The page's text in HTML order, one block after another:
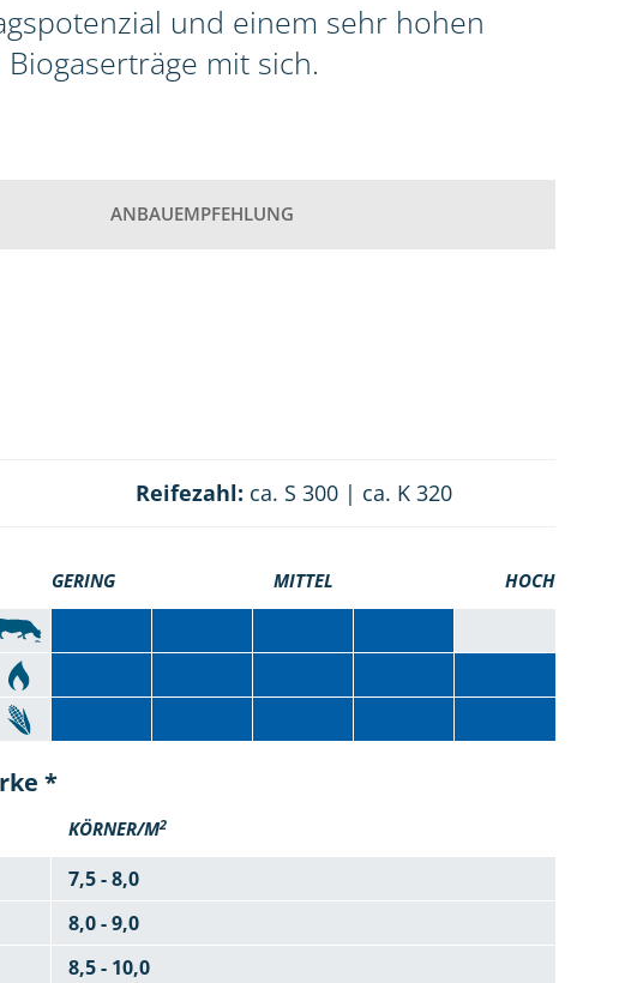
und einem sehr hohen
mit sich.
ANBAUEMPFEHLUNG
Reifezahl: ca. S 300 | ca. K 320
GERING MITTEL HOCH
*
KÖRNER/M2
7,5 - 8,0
8,0 - 9,0
8,5 - 10,0